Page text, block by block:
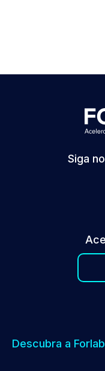
Siga
Descubra a Forlab